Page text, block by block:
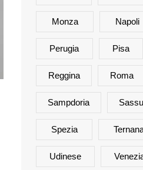
Monza Napoli
Perugia Pisa
Reggina Roma
Sampdoria
Spezia
Udinese